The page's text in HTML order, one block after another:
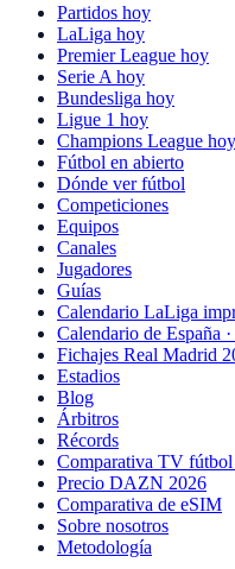
Partidos hoy
LaLiga hoy
Premier League hoy
Serie A hoy
Bundesliga hoy
Ligue 1 hoy
Champions League hoy
Fútbol en abierto
Dónde ver fútbol
Competiciones
Equipos
Canales
Jugadores
Guías
Calendario LaLiga
Calendario de España
Fichajes Real Madrid
Estadios
Blog
Árbitros
Récords
Comparativa TV
Precio DAZN 2026
Comparativa de eSIM
Sobre nosotros
Metodología